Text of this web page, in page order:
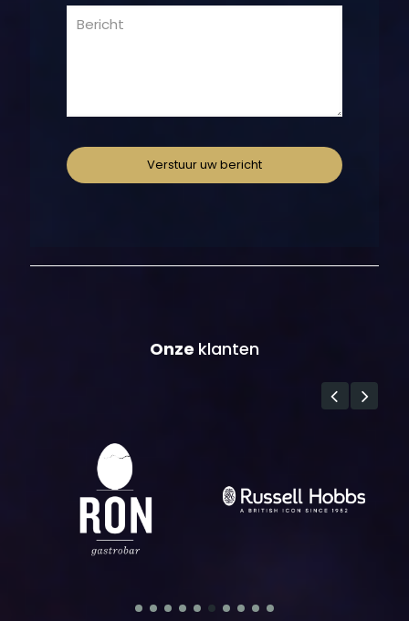
Onze klanten